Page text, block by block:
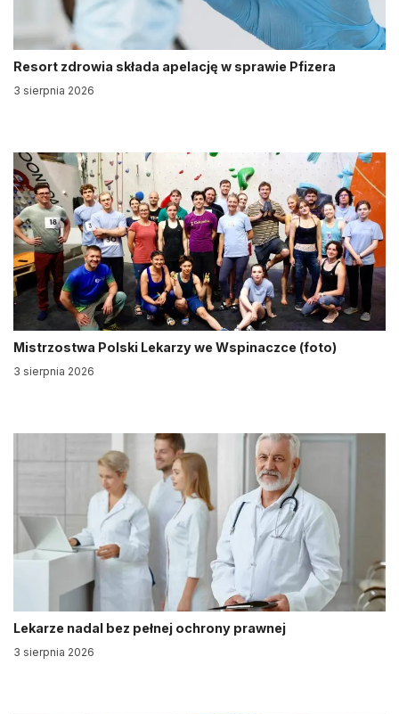
Resort zdrowia składa apelację w sprawie Pfizera
3 sierpnia 2026
Mistrzostwa Polski Lekarzy we Wspinaczce (foto)
3 sierpnia 2026
Lekarze nadal bez pełnej ochrony prawnej
3 sierpnia 2026